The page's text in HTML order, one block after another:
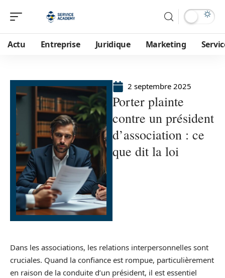
Actu Entreprise Juridique Marketing
2 septembre 2025
Porter plainte
contre un président
d’association : ce
que dit la loi
Dans les associations, les relations interpersonnelles sont
cruciales. Quand la confiance est rompue, particulièrement
en raison de la conduite d’un président, il est essentiel